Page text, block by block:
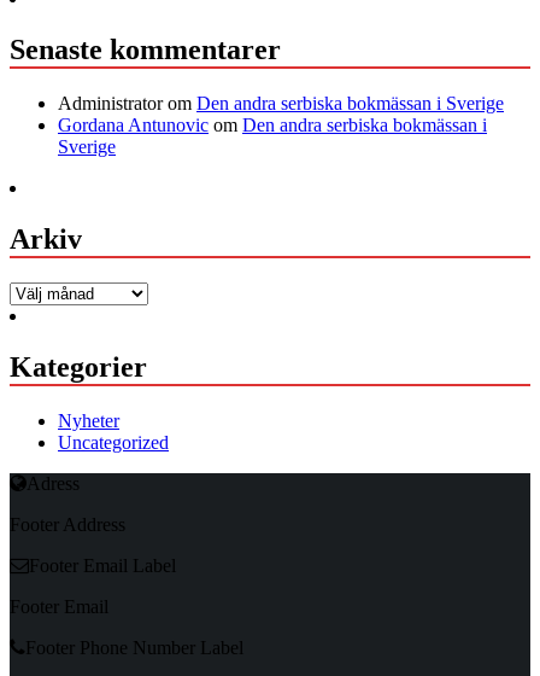
Senaste kommentarer
Administratorom Den andra serbiska bokmässan i Sverige
Gordana Antunovic om Den andra serbiska bokmässan i
Sverige
Arkiv
Arkiv
Kategorier
Nyheter
Uncategorized
Adress
Footer Address
Footer Email Label
Footer Email
Footer Phone Number Label